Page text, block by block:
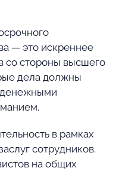
— это искреннее
со стороны высшего
дела должны
в рамках
сотрудников.
на общих